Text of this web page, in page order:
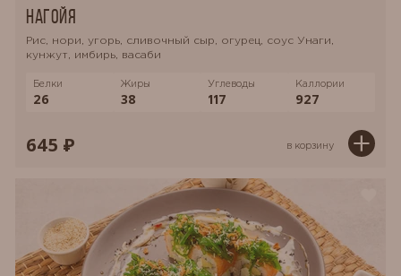
Нагойя
Рис, нори, угорь, сливочный сыр, огурец, соус Унаги,
кунжут, имбирь, васаби
Белки
26
Жиры
38
Углеводы
117
Каллории
927
645 ₽ в корзину